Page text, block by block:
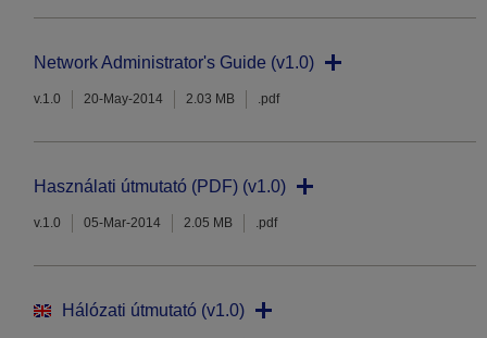
Network Administrator's Guide (v1.0)
v.1.0 20-May-2014 2.03 MB .pdf
Használati útmutató (PDF) (v1.0)
v.1.0 05-Mar-2014 2.05 MB .pdf
Hálózati útmutató (v1.0)